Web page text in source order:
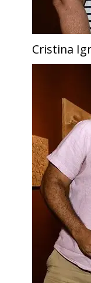
Cristina